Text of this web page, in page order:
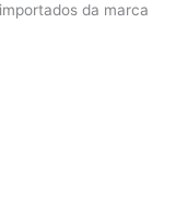
da marca